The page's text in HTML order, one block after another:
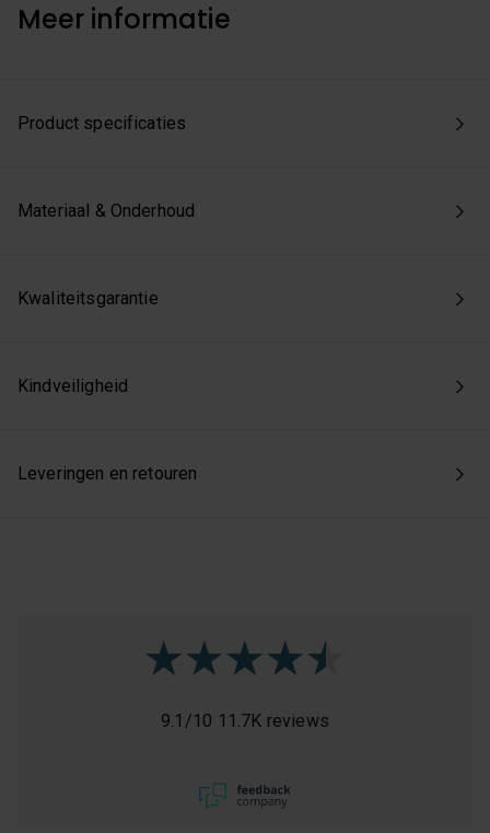
Meer informatie
Product specificaties
Materiaal & Onderhoud
Kwaliteitsgarantie
Kindveiligheid
Leveringen en retouren
9.1 /10 11.7K reviews